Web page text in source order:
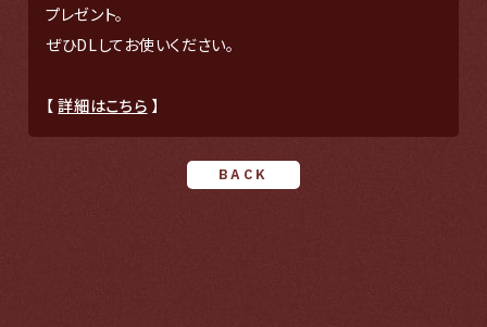
プレゼント。
ぜひDLしてお使いください。
【詳細はこちら 】
BACK